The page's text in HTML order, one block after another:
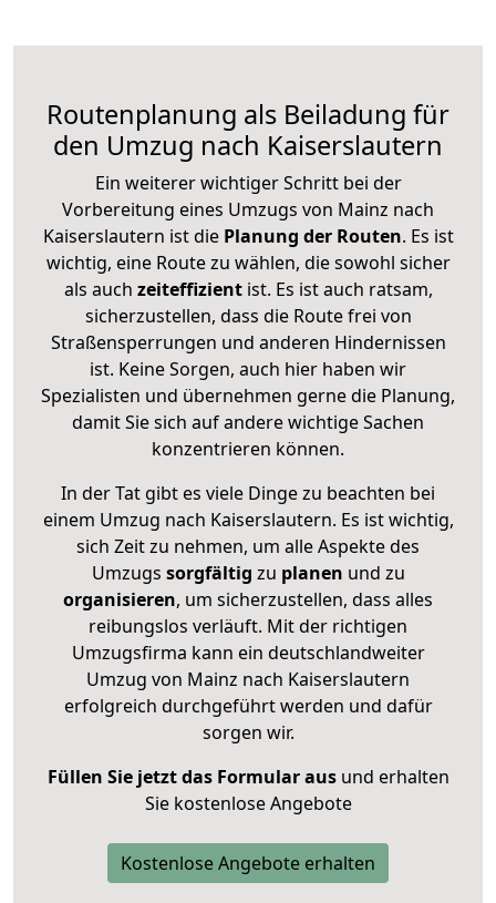
Routenplanung als Beiladung für
den Umzug nach Kaiserslautern
Ein weiterer wichtiger Schritt bei der
Vorbereitung eines Umzugs von Mainz nach
Kaiserslautern ist diePlanung der Routen. Es ist
wichtig, eine Route zu wählen, die sowohl sicher
als auch zeiteffizientist. Es ist auch ratsam,
sicherzustellen, dass die Route frei von
Straßensperrungen und anderen Hindernissen
ist. Keine Sorgen, auch hier haben wir
Spezialisten und übernehmen gerne die Planung,
damit Sie sich auf andere wichtige Sachen
konzentrieren können.
In der Tat gibt es viele Dinge zu beachten bei
einem Umzug nach Kaiserslautern. Es ist wichtig,
sich Zeit zu nehmen, um alle Aspekte des
Umzugs sorgfältig zu planen und zu
organisieren, um sicherzustellen, dass alles
reibungslos verläuft. Mit der richtigen
Umzugsfirma kann ein deutschlandweiter
Umzug von Mainz nach Kaiserslautern
erfolgreich durchgeführt werden und dafür
sorgen wir.
Füllen Sie jetzt das Formular ausund erhalten
Sie kostenlose Angebote
Kostenlose Angebote erhalten